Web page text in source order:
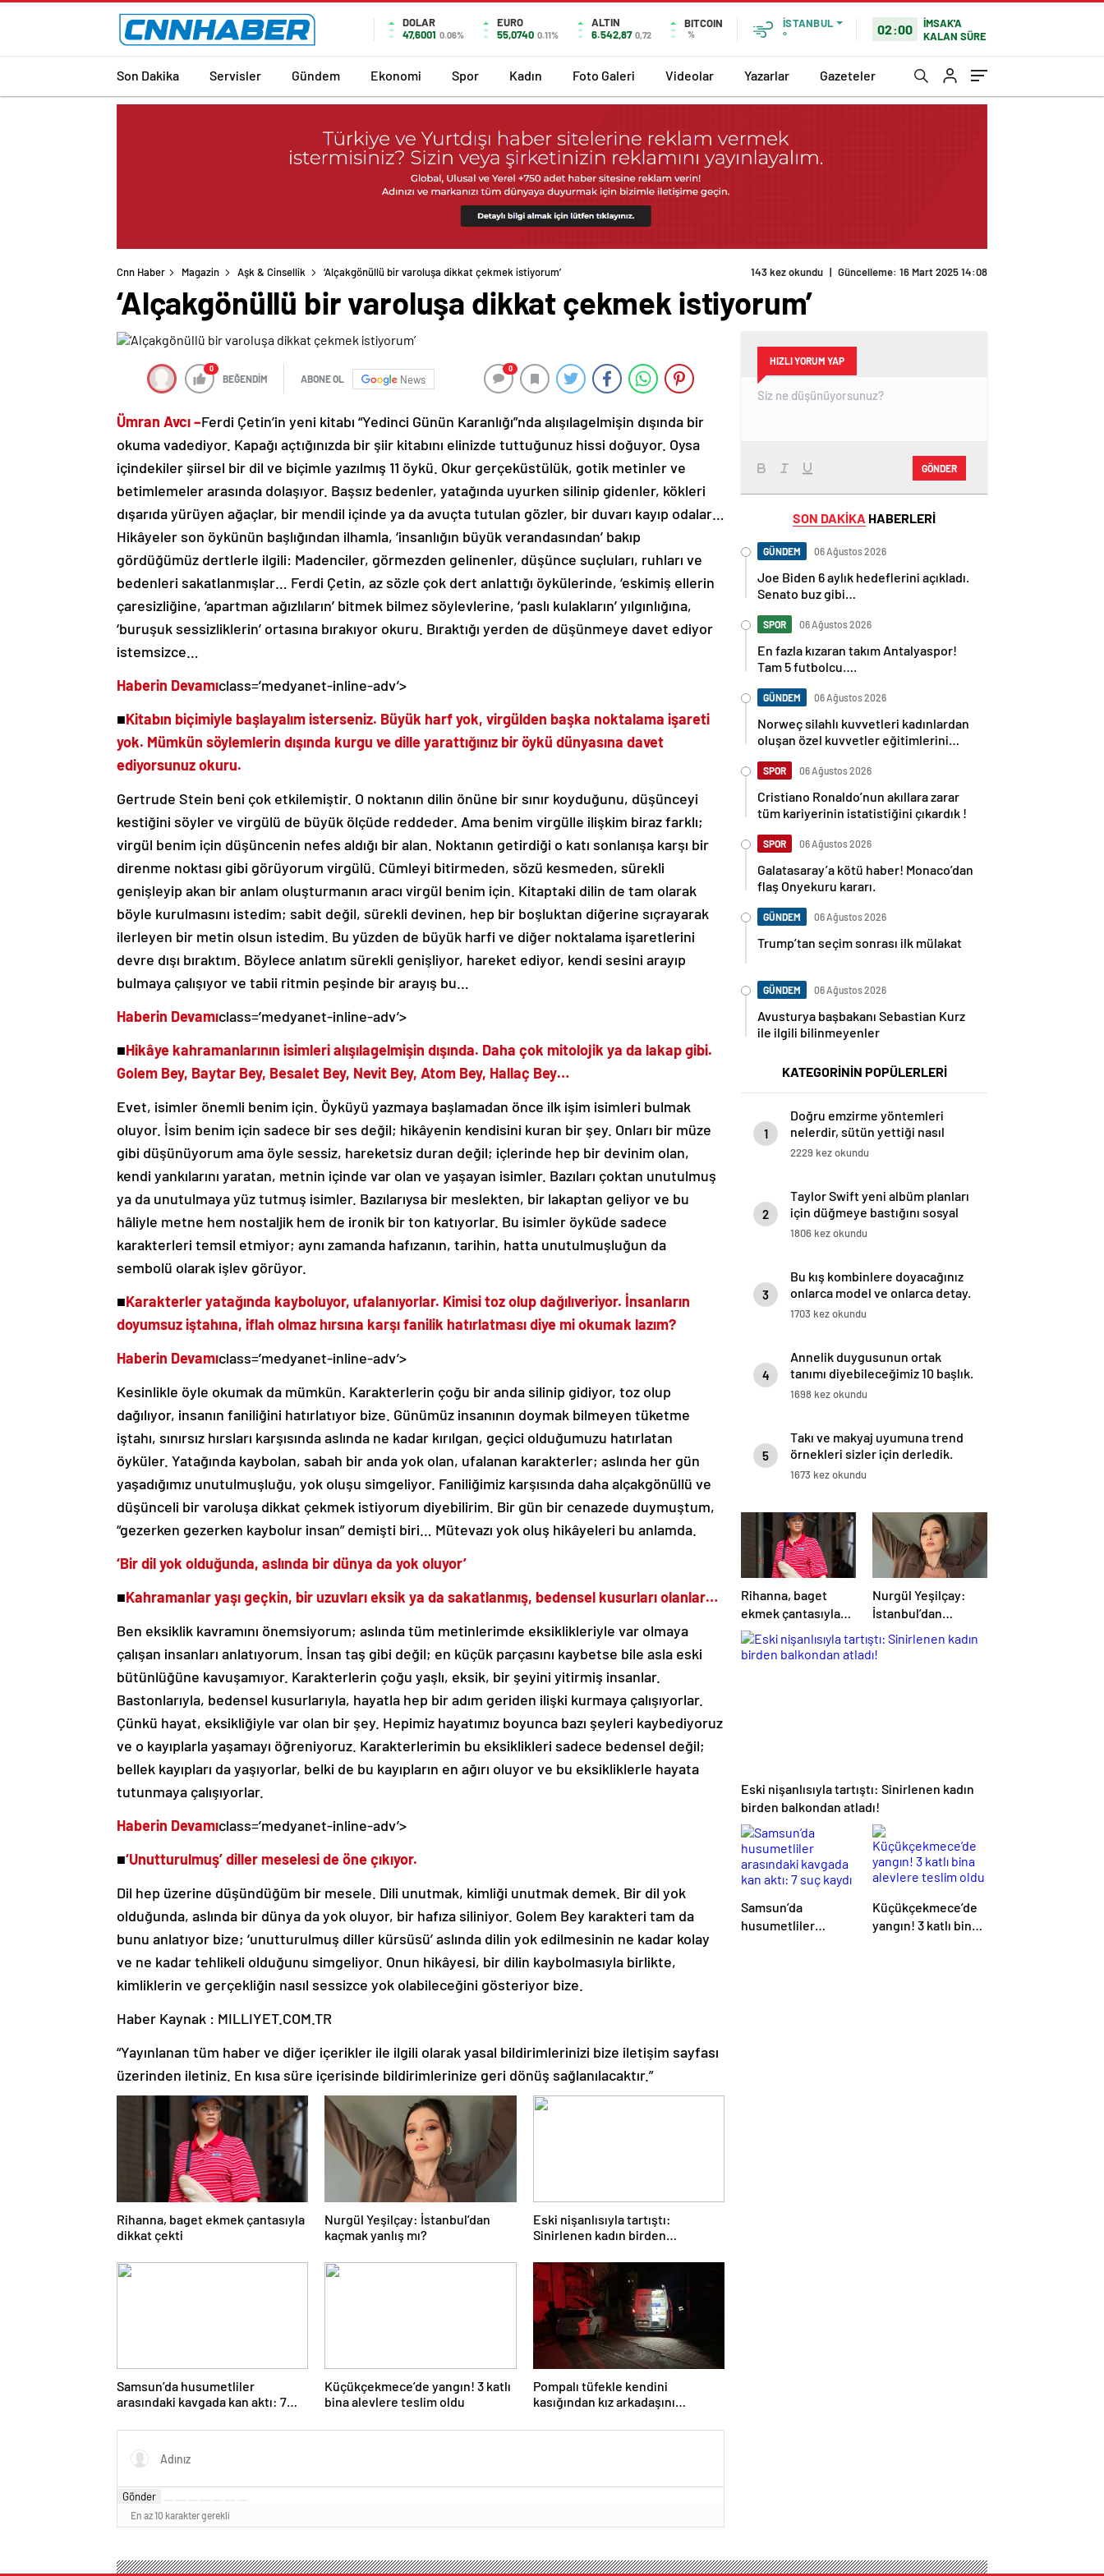
DOLAR
47,6001 0.06%
EURO
55,0740 0.11%
ALTIN
6.542,87 0,72
BITCOIN
%
İSTANBUL
°
02:00
İMSAK'A
KALAN SÜRE
Son Dakika Servisler Gündem Ekonomi Spor Kadın Foto Galeri Videolar Yazarlar Gazeteler
Cnn Haber Magazin Aşk & Cinsellik ‘Alçakgönüllü bir varoluşa dikkat çekmek istiyorum’ 143 kez okundu | Güncelleme: 16 Mart 2025 14:08
‘Alçakgönüllü bir varoluşa dikkat çekmek istiyorum’
0
BEĞENDİM ABONE OL News
0
Ümran Avcı –Ferdi Çetin’in yeni kitabı “Yedinci Günün Karanlığı”nda alışılagelmişin dışında bir
okuma vadediyor. Kapağı açtığınızda bir şiir kitabını elinizde tuttuğunuz hissi doğuyor. Oysa
içindekiler şiirsel bir dil ve biçimle yazılmış 11 öykü. Okur gerçeküstülük, gotik metinler ve
betimlemeler arasında dolaşıyor. Başsız bedenler, yatağında uyurken silinip gidenler, kökleri
dışarıda yürüyen ağaçlar, bir mendil içinde ya da avuçta tutulan gözler, bir duvarı kayıp odalar…
Hikâyeler son öykünün başlığından ilhamla, ‘insanlığın büyük verandasından’ bakıp
gördüğümüz dertlerle ilgili: Madenciler, görmezden gelinenler, düşünce suçluları, ruhları ve
bedenleri sakatlanmışlar… Ferdi Çetin, az sözle çok dert anlattığı öykülerinde, ‘eskimiş ellerin
çaresizliğine, ‘apartman ağızlıların’ bitmek bilmez söylevlerine, ‘paslı kulakların’ yılgınlığına,
‘buruşuk sessizliklerin’ ortasına bırakıyor okuru. Bıraktığı yerden de düşünmeye davet ediyor
istemsizce…
Haberin Devamıclass=’medyanet-inline-adv’>
■Kitabın biçimiyle başlayalım isterseniz. Büyük harf yok, virgülden başka noktalama işareti
yok. Mümkün söylemlerin dışında kurgu ve dille yarattığınız bir öykü dünyasına davet
ediyorsunuz okuru.
Gertrude Stein beni çok etkilemiştir. O noktanın dilin önüne bir sınır koyduğunu, düşünceyi
kestiğini söyler ve virgülü de büyük ölçüde reddeder. Ama benim virgülle ilişkim biraz farklı;
virgül benim için düşüncenin nefes aldığı bir alan. Noktanın getirdiği o katı sonlanışa karşı bir
direnme noktası gibi görüyorum virgülü. Cümleyi bitirmeden, sözü kesmeden, sürekli
genişleyip akan bir anlam oluşturmanın aracı virgül benim için. Kitaptaki dilin de tam olarak
böyle kurulmasını istedim; sabit değil, sürekli devinen, hep bir boşluktan diğerine sıçrayarak
ilerleyen bir metin olsun istedim. Bu yüzden de büyük harfi ve diğer noktalama işaretlerini
devre dışı bıraktım. Böylece anlatım sürekli genişliyor, hareket ediyor, kendi sesini arayıp
bulmaya çalışıyor ve tabii ritmin peşinde bir arayış bu…
Haberin Devamıclass=’medyanet-inline-adv’>
■Hikâye kahramanlarının isimleri alışılagelmişin dışında. Daha çok mitolojik ya da lakap gibi.
Golem Bey, Baytar Bey, Besalet Bey, Nevit Bey, Atom Bey, Hallaç Bey…
Evet, isimler önemli benim için. Öyküyü yazmaya başlamadan önce ilk işim isimleri bulmak
oluyor. İsim benim için sadece bir ses değil; hikâyenin kendisini kuran bir şey. Onları bir müze
gibi düşünüyorum ama öyle sessiz, hareketsiz duran değil; içlerinde hep bir devinim olan,
kendi yankılarını yaratan, metnin içinde var olan ve yaşayan isimler. Bazıları çoktan unutulmuş
ya da unutulmaya yüz tutmuş isimler. Bazılarıysa bir meslekten, bir lakaptan geliyor ve bu
hâliyle metne hem nostaljik hem de ironik bir ton katıyorlar. Bu isimler öyküde sadece
karakterleri temsil etmiyor; aynı zamanda hafızanın, tarihin, hatta unutulmuşluğun da
sembolü olarak işlev görüyor.
■Karakterler yatağında kayboluyor, ufalanıyorlar. Kimisi toz olup dağılıveriyor. İnsanların
doyumsuz iştahına, iflah olmaz hırsına karşı fanilik hatırlatması diye mi okumak lazım?
Haberin Devamıclass=’medyanet-inline-adv’>
Kesinlikle öyle okumak da mümkün. Karakterlerin çoğu bir anda silinip gidiyor, toz olup
dağılıyor, insanın faniliğini hatırlatıyor bize. Günümüz insanının doymak bilmeyen tüketme
iştahı, sınırsız hırsları karşısında aslında ne kadar kırılgan, geçici olduğumuzu hatırlatan
öyküler. Yatağında kaybolan, sabah bir anda yok olan, ufalanan karakterler; aslında her gün
yaşadığımız unutulmuşluğu, yok oluşu simgeliyor. Faniliğimiz karşısında daha alçakgönüllü ve
düşünceli bir varoluşa dikkat çekmek istiyorum diyebilirim. Bir gün bir cenazede duymuştum,
“gezerken gezerken kaybolur insan” demişti biri… Mütevazı yok oluş hikâyeleri bu anlamda.
‘Bir dil yok olduğunda, aslında bir dünya da yok oluyor’
■Kahramanlar yaşı geçkin, bir uzuvları eksik ya da sakatlanmış, bedensel kusurları olanlar…
Ben eksiklik kavramını önemsiyorum; aslında tüm metinlerimde eksiklikleriyle var olmaya
çalışan insanları anlatıyorum. İnsan taş gibi değil; en küçük parçasını kaybetse bile asla eski
bütünlüğüne kavuşamıyor. Karakterlerin çoğu yaşlı, eksik, bir şeyini yitirmiş insanlar.
Bastonlarıyla, bedensel kusurlarıyla, hayatla hep bir adım geriden ilişki kurmaya çalışıyorlar.
Çünkü hayat, eksikliğiyle var olan bir şey. Hepimiz hayatımız boyunca bazı şeyleri kaybediyoruz
ve o kayıplarla yaşamayı öğreniyoruz. Karakterlerimin bu eksiklikleri sadece bedensel değil;
bellek kayıpları da yaşıyorlar, belki de bu kayıpların en ağırı oluyor ve bu eksikliklerle hayata
tutunmaya çalışıyorlar.
Haberin Devamıclass=’medyanet-inline-adv’>
■‘Unutturulmuş’ diller meselesi de öne çıkıyor.
Dil hep üzerine düşündüğüm bir mesele. Dili unutmak, kimliği unutmak demek. Bir dil yok
olduğunda, aslında bir dünya da yok oluyor, bir hafıza siliniyor. Golem Bey karakteri tam da
bunu anlatıyor bize; ‘unutturulmuş diller kürsüsü’ aslında dilin yok edilmesinin ne kadar kolay
ve ne kadar tehlikeli olduğunu simgeliyor. Onun hikâyesi, bir dilin kaybolmasıyla birlikte,
kimliklerin ve gerçekliğin nasıl sessizce yok olabileceğini gösteriyor bize.
Haber Kaynak : MILLIYET.COM.TR
“Yayınlanan tüm haber ve diğer içerikler ile ilgili olarak yasal bildirimlerinizi bize iletişim sayfası
üzerinden iletiniz. En kısa süre içerisinde bildirimlerinize geri dönüş sağlanılacaktır.”
Rihanna, baget ekmek çantasıyla
dikkat çekti
Nurgül Yeşilçay: İstanbul’dan
kaçmak yanlış mı?
Eski nişanlısıyla tartıştı:
Sinirlenen kadın birden
Samsun’da husumetliler
arasındaki kavgada kan aktı: 7
Küçükçekmece’de yangın! 3 katlı
bina alevlere teslim oldu
Pompalı tüfekle kendini
kasığından kız arkadaşını
Gönder
En az 10 karakter gerekli
HIZLI YORUM YAP
GÖNDER
SON DAKİKA HABERLERİ
GÜNDEM 06 Ağustos 2026
Joe Biden 6 aylık hedeflerini açıkladı.
Senato buz gibi…
SPOR 06 Ağustos 2026
En fazla kızaran takım Antalyaspor!
Tam 5 futbolcu….
GÜNDEM 06 Ağustos 2026
Norweç silahlı kuvvetleri kadınlardan
oluşan özel kuvvetler eğitimlerini
SPOR 06 Ağustos 2026
Cristiano Ronaldo’nun akıllara zarar
tüm kariyerinin istatistiğini çıkardık !
SPOR 06 Ağustos 2026
Galatasaray’a kötü haber! Monaco’dan
flaş Onyekuru kararı.
GÜNDEM 06 Ağustos 2026
Trump’tan seçim sonrası ilk mülakat
GÜNDEM 06 Ağustos 2026
Avusturya başbakanı Sebastian Kurz
ile ilgili bilinmeyenler
KATEGORİNİN POPÜLERLERİ
1
Doğru emzirme yöntemleri
nelerdir, sütün yettiği nasıl
anlaşılır?
2229 kez okundu
2
Taylor Swift yeni albüm planları
için düğmeye bastığını sosyal
medyadan duyurdu!
1806 kez okundu
3
Bu kış kombinlere doyacağınız
onlarca model ve onlarca detay.
1703 kez okundu
4
Annelik duygusunun ortak
tanımı diyebileceğimiz 10 başlık.
1698 kez okundu
5
Takı ve makyaj uyumuna trend
örnekleri sizler için derledik.
1673 kez okundu
Rihanna, baget
ekmek çantasıyla
dikkat çekti
Nurgül Yeşilçay:
İstanbul’dan
kaçmak yanlış mı?
Eski nişanlısıyla tartıştı: Sinirlenen kadın
birden balkondan atladı!
Samsun’da
husumetliler
Küçükçekmece’de
yangın! 3 katlı bina